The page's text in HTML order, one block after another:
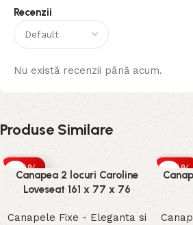
Recenzii
Nu există recenzii până acum.
Produse Similare
-25%
Canapea 2 locuri Caroline
Loveseat 161 x 77 x 76
Canapele Fixe - Eleganta si
-25%